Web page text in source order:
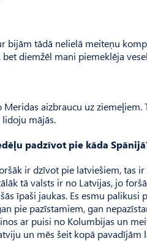
bijām tādā nelielā meiteņu
diemžēl mani piemeklēja
aizbraucu uz
mājās.
padzīvot pie kāda
ir dzīvot pie latviešiem, tas
tā valsts ir no Latvijas, jo
īpaši jaukas. Es esmu palikusi
pie pazīstamiem, gan
ar puisi no Kolumbijas un
un mēs šeit kopā pavadījām